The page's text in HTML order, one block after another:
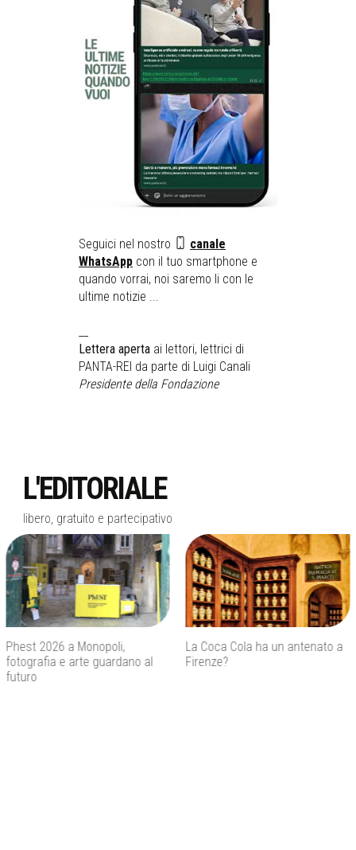
Seguici nel nostro
canale
WhatsApp con il tuo smartphone e
quando vorrai, noi saremo li con le
ultime notizie ...
Lettera aperta ai lettori, lettrici di
PANTA-REI da parte di Luigi Canali
Presidente della Fondazione
L'EDITORIALE
libero, gratuito e partecipativo
La Coca Cola ha un antenato a
Firenze?
Agenti IA e sicurezza, quando
l’autonomia diventa un rischio